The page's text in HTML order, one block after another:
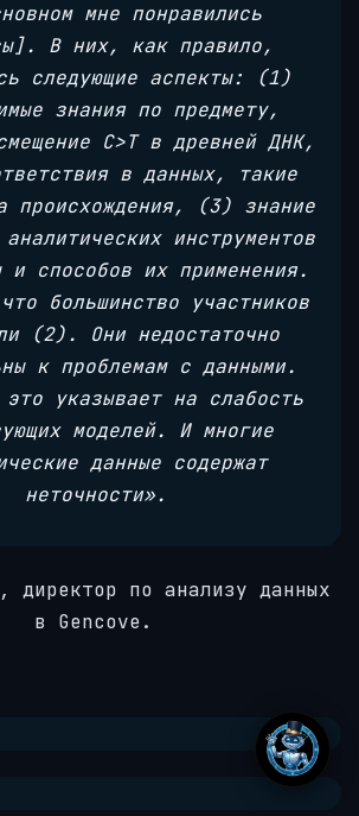
мне понравились
В них, как правило,
следующие аспекты: (1)
знания по предмету,
C>T в древней ДНК,
в данных, такие
происхождения, (3) знание
инструментов
и способов их применения.
большинство участников
(2). Они недостаточно
к проблемам с данными.
указывает на слабость
моделей. И многие
данные содержат
неточности».
директор по анализу данных
в Gencove.